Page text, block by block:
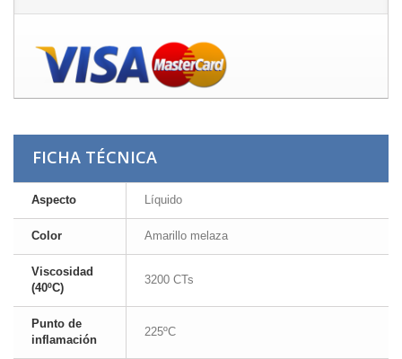
FICHA TÉCNICA
Aspecto Líquido
Color Amarillo melaza
Viscosidad
(40ºC)
3200 CTs
Punto de
inflamación
225ºC